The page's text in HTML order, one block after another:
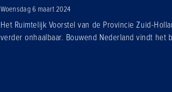
Woensdag 6 maart 2024
Het Ruimtelijk Voorstel van de Provincie Zuid-
verder onhaalbaar. Bouwend Nederland vindt het